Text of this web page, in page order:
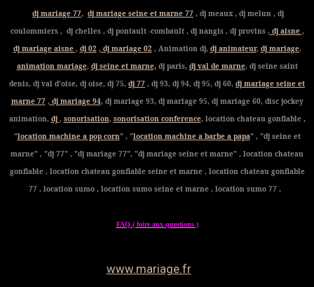
dj mariage 77, dj mariage seine et marne 77 , dj meaux , dj melun , dj
coulommiers , dj chelles , dj pontault -combault , dj nangis , dj provins , dj aisne ,
dj mariage aisne , dj 02 , dj mariage 02 , Animation dj, dj animateur, dj mariage,
animation mariage, dj seine et marne, dj paris, dj val de marne, dj seine saint
denis, dj val d'oise, dj oise, dj 75, dj 77 , dj 93, dj 94, dj 95, dj 60, dj mariage seine et
marne 77, dj mariage 94, dj mariage 93, dj mariage 95, dj mariage 60, disc jockey
animation, dj , sonorisation, sonorisation conference, location chateau gonflable ,
"location machine a pop corn" , "location machine a barbe a papa" , "dj seine et
marne" , "dj 77" , "dj mariage 77", "dj mariage seine et marne" , location chateau
gonflable , location chateau gonflable seine et marne , location chateau gonflable
77 , location sumo , location sumo seine et marne , location sumo 77 ,
FAQ ( foire aux questions )
www.mariage.fr